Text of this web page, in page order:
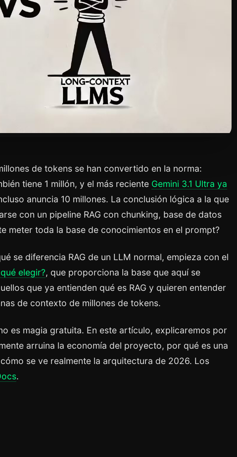
de tokens se han convertido en la norma:
tiene 1 millón, y el más reciente Gemini 3.1 Ultra ya
anuncia 10 millones. La conclusión lógica a la que
con un pipeline RAG con chunking, base de datos
meter toda la base de conocimientos en el prompt?
se diferencia RAG de un LLM normal, empieza con el
elegir?, que proporciona la base que aquí se
que ya entienden qué es RAG y quieren entender
de contexto de millones de tokens.
es magia gratuita. En este artículo, explicaremos por
arruina la economía del proyecto, por qué es una
se ve realmente la arquitectura de 2026. Los
.